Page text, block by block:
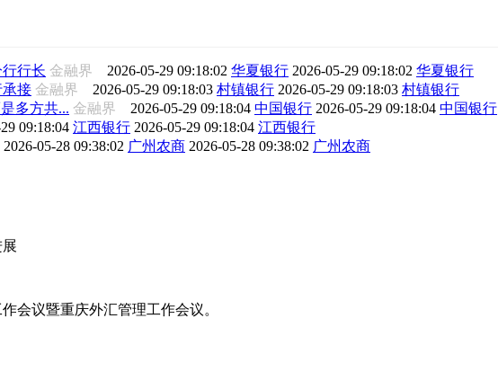
行长 金融界 2026-05-29 09:18:02 华夏银行 2026-05-29 09:18:02 华夏银行
接 金融界 2026-05-29 09:18:03 村镇银行 2026-05-29 09:18:03 村镇银行
多方共... 金融界 2026-05-29 09:18:04 中国银行 2026-05-29 09:18:04 中国银行
09:18:04 江西银行 2026-05-29 09:18:04 江西银行
2026-05-28 09:38:02 广州农商 2026-05-28 09:38:02 广州农商
会议暨重庆外汇管理工作会议。